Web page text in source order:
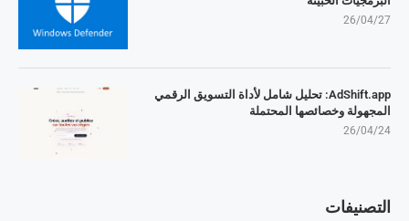
26/04/27
AdShift.app: تحليل شامل لأداة التسويق الرقمي
المجهولة وخصائصها المحتملة
26/04/24
التصنيفات